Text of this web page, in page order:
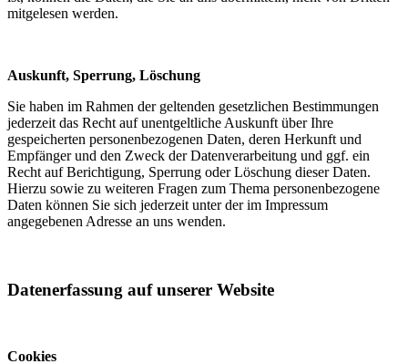
mitgelesen werden.
Auskunft, Sperrung, Löschung
Sie haben im Rahmen der geltenden gesetzlichen Bestimmungen
jederzeit das Recht auf unentgeltliche Auskunft über Ihre
gespeicherten personenbezogenen Daten, deren Herkunft und
Empfänger und den Zweck der Datenverarbeitung und ggf. ein
Recht auf Berichtigung, Sperrung oder Löschung dieser Daten.
Hierzu sowie zu weiteren Fragen zum Thema personenbezogene
Daten können Sie sich jederzeit unter der im Impressum
angegebenen Adresse an uns wenden.
Datenerfassung auf unserer Website
Cookies